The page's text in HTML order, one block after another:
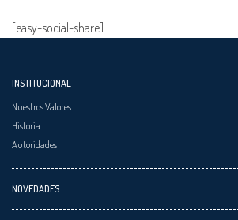
[easy-social-share]
INSTITUCIONAL
Nuestros Valores
Historia
Autoridades
NOVEDADES